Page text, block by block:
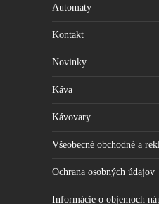
Automaty
Kontakt
Novinky
Káva
Kávovary
Všeobecné obchodné a
Ochrana osobných údajov
Informácie o objemoch